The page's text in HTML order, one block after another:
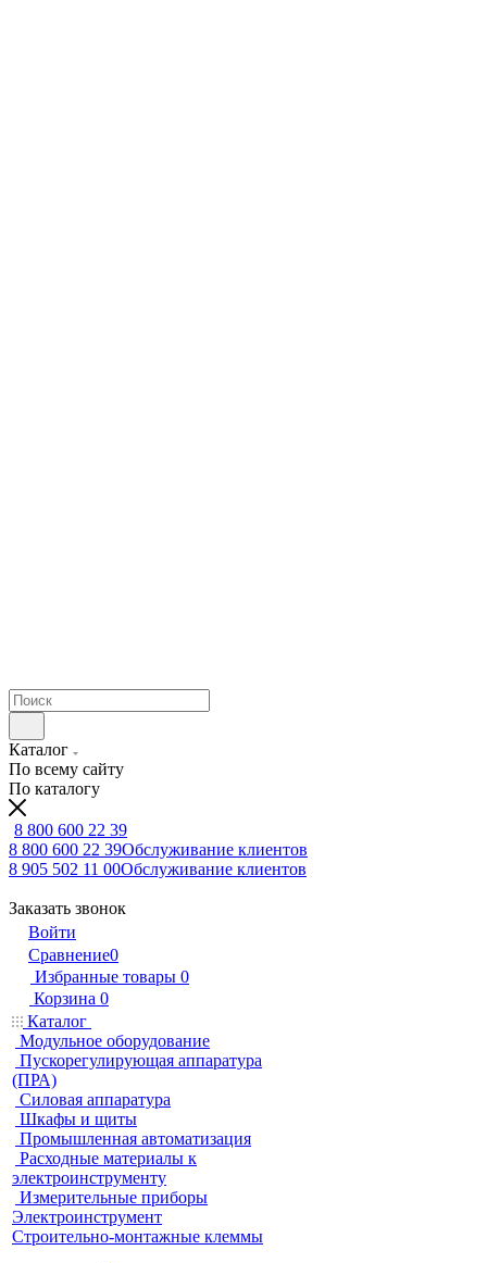
Каталог
По всему сайту
По каталогу
8 800 600 22 39
8 800 600 22 39Обслуживание клиентов
8 905 502 11 00Обслуживание клиентов
Заказать звонок
Войти
Сравнение0
Избранные товары 0
Корзина 0
Каталог
Модульное оборудование
Пускорегулирующая аппаратура
(ПРА)
Силовая аппаратура
Шкафы и щиты
Промышленная автоматизация
Расходные материалы к
электроинструменту
Измерительные приборы
Электроинструмент
Строительно-монтажные клеммы